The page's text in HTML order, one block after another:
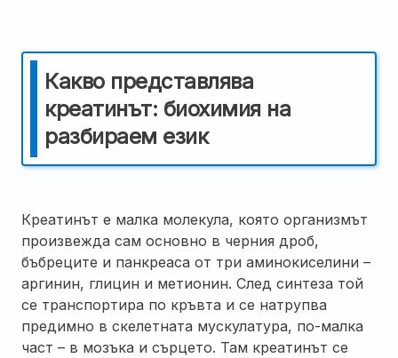
Какво представлява
креатинът: биохимия на
разбираем език
Креатинът е малка молекула, която организмът
произвежда сам основно в черния дроб,
бъбреците и панкреаса от три аминокиселини –
аргинин, глицин и метионин. След синтеза той
се транспортира по кръвта и се натрупва
предимно в скелетната мускулатура, по-малка
част – в мозъка и сърцето. Там креатинът се